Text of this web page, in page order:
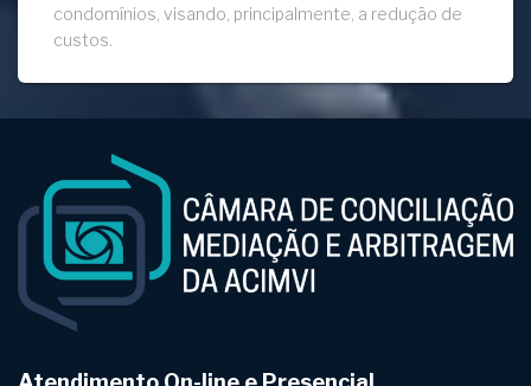
condomínios, visando, principalmente, a redução de
custos.